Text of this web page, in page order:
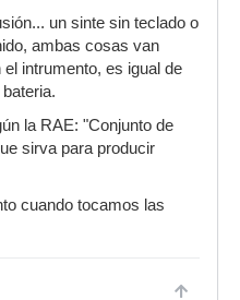
un sinte sin teclado o
ambas cosas van
intrumento, es igual de
la RAE: "Conjunto de
sirva para producir
cuando tocamos las